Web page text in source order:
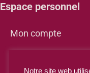
Espace personnel
Mon compte
Notre site web